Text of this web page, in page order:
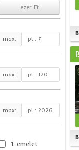
ezer Ft
max:
max:
max:
1. emelet